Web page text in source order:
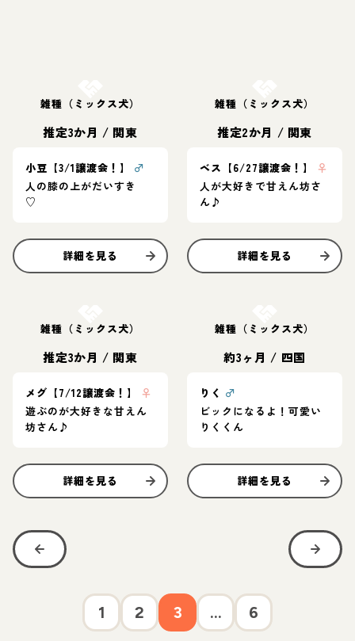
雑種（ミックス犬）
推定3か月 / 関東
小豆【3/1譲渡会！】
♂
人の膝の上がだいすき
♡
詳細を見る
雑種（ミックス犬）
推定2か月 / 関東
ベス【6/27譲渡会！】
♀
人が大好きで甘えん坊さ
ん♪
詳細を見る
雑種（ミックス犬）
推定3か月 / 関東
メグ【7/12譲渡会！】
♀
遊ぶのが大好きな甘えん
坊さん♪
詳細を見る
雑種（ミックス犬）
約3ヶ月 / 四国
りく ♂
ビックになるよ！可愛い
りくくん
詳細を見る
1 2 3 ... 6